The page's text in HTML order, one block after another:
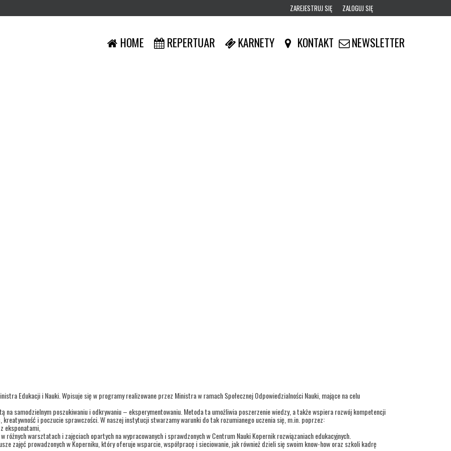
ZAREJESTRUJ SIĘ ZALOGUJ SIĘ
0,00
HOME REPERTUAR KARNETY KONTAKT NEWSLETTER
Edukacji i Nauki. Wpisuje się w programy realizowane przez Ministra w ramach Społecznej Odpowiedzialności Nauki, mające na celu
na samodzielnym poszukiwaniu i odkrywaniu – eksperymentowaniu. Metoda ta umożliwia poszerzenie wiedzy, a także wspiera rozwój kompetencji
kreatywność i poczucie sprawczości. W naszej instytucji stwarzamy warunki do tak rozumianego uczenia się, m.in. poprzez:
eksponatami,
warsztatach i zajęciach opartych na wypracowanych i sprawdzonych w Centrum Nauki Kopernik rozwiązaniach edukacyjnych.
zajęć prowadzonych w Koperniku, który oferuje wsparcie, współpracę i sieciowanie, jak również dzieli się swoim know-how oraz szkoli kadrę